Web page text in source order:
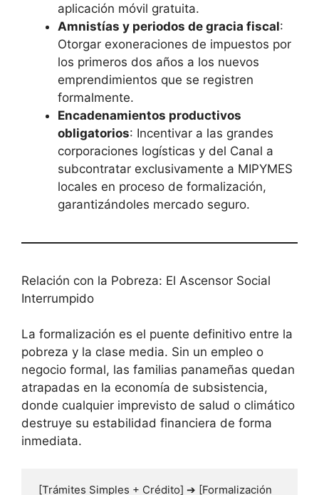
aplicación móvil gratuita.
Amnistías y periodos de gracia fiscal:
Otorgar exoneraciones de impuestos por
los primeros dos años a los nuevos
emprendimientos que se registren
formalmente.
Encadenamientos productivos
obligatorios: Incentivar a las grandes
corporaciones logísticas y del Canal a
subcontratar exclusivamente a MIPYMES
locales en proceso de formalización,
garantizándoles mercado seguro.
Relación con la Pobreza: El Ascensor Social
Interrumpido
La formalización es el puente definitivo entre la
pobreza y la clase media. Sin un empleo o
negocio formal, las familias panameñas quedan
atrapadas en la economía de subsistencia,
donde cualquier imprevisto de salud o climático
destruye su estabilidad financiera de forma
inmediata.